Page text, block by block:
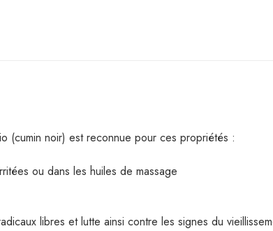
(cumin noir) est reconnue pour ces propriétés :
ou dans les huiles de massage
libres et lutte ainsi contre les signes du